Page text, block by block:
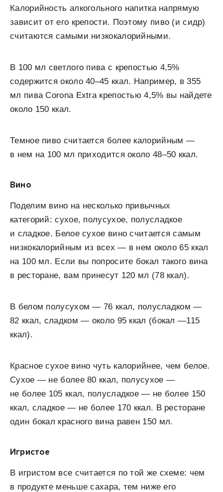
Калорийность алкогольного напитка напрямую
зависит от его крепости. Поэтому пиво (и сидр)
считаются самыми низкокалорийными.
В 100 мл светлого пива с крепостью 4,5%
содержится около 40–45 ккал. Например, в 355
мл пива Corona Extra крепостью 4,5% вы найдете
около 150 ккал.
Темное пиво считается более калорийным —
в нем на 100 мл приходится около 48–50 ккал.
Вино
Поделим вино на несколько привычных
категорий: сухое, полусухое, полусладкое
и сладкое. Белое сухое вино считается самым
низкокалорийным из всех — в нем около 65 ккал
на 100 мл. Если вы попросите бокал такого вина
в ресторане, вам принесут 120 мл (78 ккал).
В белом полусухом — 76 ккал, полусладком —
82 ккал, сладком — около 95 ккал (бокал —115
ккал).
Красное сухое вино чуть калорийнее, чем белое.
Сухое — не более 80 ккал, полусухое —
не более 105 ккал, полусладкое — не более 150
ккал, сладкое — не более 170 ккал. В ресторане
один бокал красного вина равен 150 мл.
Игристое
В игристом все считается по той же схеме: чем
в продукте меньше сахара, тем ниже его